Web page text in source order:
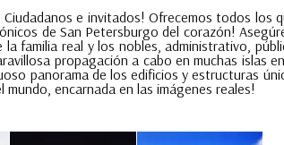
e invitados! Ofrecemos todos los
de San Petersburgo del corazón!
la familia real y los nobles, administrativo,
propagación a cabo en muchas islas
panorama de los edificios y estructuras
mundo, encarnada en las imágenes reales!